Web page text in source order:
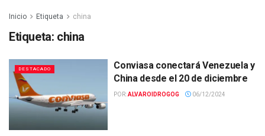
Inicio Etiqueta china
Etiqueta: china
DESTACADO
Conviasa conectará Venezuela y
China desde el 20 de diciembre
POR:ALVAROIDROGOG 06/12/2024